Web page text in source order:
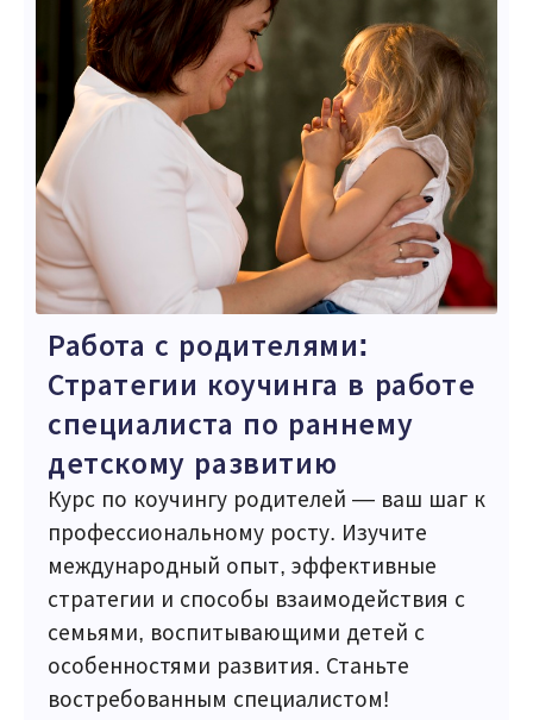
Работа с родителями:
Стратегии коучинга в работе
специалиста по раннему
детскому развитию
Курс по коучингу родителей — ваш шаг к
профессиональному росту. Изучите
международный опыт, эффективные
стратегии и способы взаимодействия с
семьями, воспитывающими детей с
особенностями развития. Станьте
востребованным специалистом!